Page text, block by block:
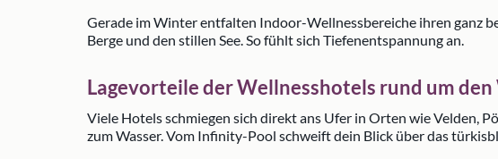
Gerade im Winter entfalten Indoor-Wellnessbereiche ihren ganz
Berge und den stillen See. So fühlt sich Tiefenentspannung an.
Lagevorteile der Wellnesshotels rund um
Viele Hotels schmiegen sich direkt ans Ufer in Orten wie Velden,
zum Wasser. Vom Infinity-Pool schweift dein Blick über das